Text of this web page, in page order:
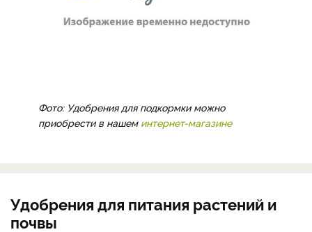
Фото: Удобрения для подкормки можно
приобрести в нашем интернет-магазине
Удобрения для питания растений и
почвы